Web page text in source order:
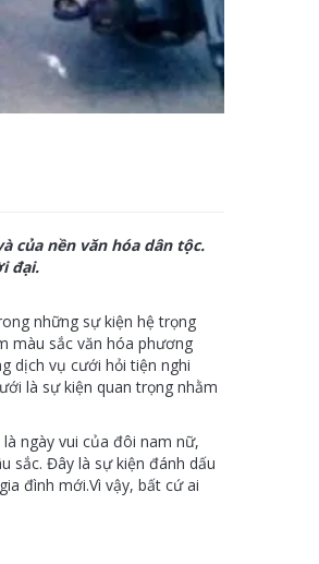
của nền văn hóa dân tộc.
đại.
những sự kiện hệ trọng
màu sắc văn hóa phương
dịch vụ cưới hỏi tiện nghi
là sự kiện quan trọng nhằm
ngày vui của đôi nam nữ,
sắc. Đây là sự kiện đánh dấu
đình mới.Vì vậy, bất cứ ai